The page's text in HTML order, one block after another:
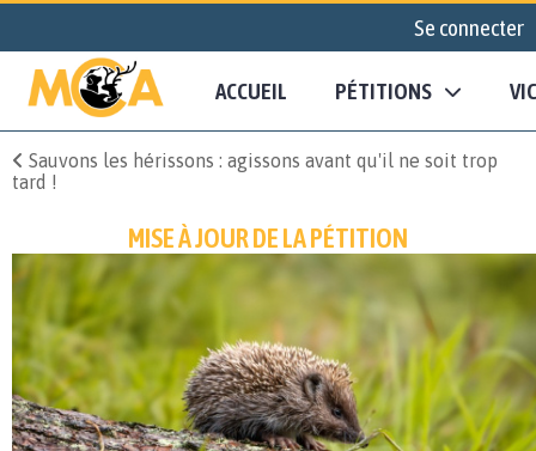
Se connecter
ACCUEIL PÉTITIONS
Sauvons les hérissons : agissons avant qu'il ne soit trop
tard !
MISE À JOUR DE LA PÉTITION